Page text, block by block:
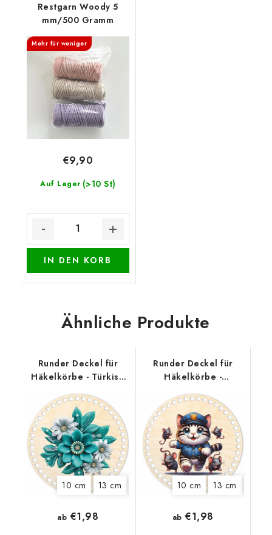
Restgarn Woody 5
mm/500 Gramm
Mehr für weniger
Auf Lager (>10 St)
€9,90
IN DEN KORB
Ähnliche Produkte
Runder Deckel für
Häkelkörbe - Türkise
10 cm 13 cm 18 cm 20 cm
ab €1,98
Runder Deckel für
Häkelkörbe -
10 cm 13 cm
ab €1,98